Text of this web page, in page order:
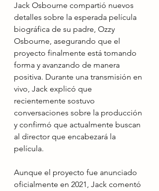
Jack Osbourne compartió nuevos
detalles sobre la esperada película
biográfica de su padre, Ozzy
Osbourne, asegurando que el
proyecto finalmente está tomando
forma y avanzando de manera
positiva. Durante una transmisión en
vivo, Jack explicó que
recientemente sostuvo
conversaciones sobre la producción
y confirmó que actualmente buscan
al director que encabezará la
película.
Aunque el proyecto fue anunciado
oficialmente en 2021, Jack comentó